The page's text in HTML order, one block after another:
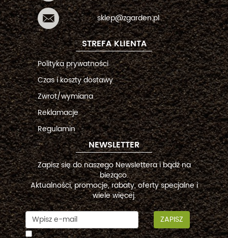
sklep@zgarden.pl
STREFA KLIENTA
Polityka prywatności
Czas i koszty dostawy
Zwrot/wymiana
Reklamacje
Regulamin
NEWSLETTER
Zapisz się do naszego Newslettera i bądź na
bieżąco.
Aktualności, promocje, rabaty, oferty specjalne i
wiele więcej.
ZAPISZ